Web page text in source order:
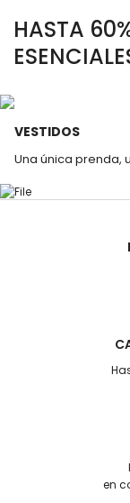
HASTA
VESTIDOS
Una única prenda,
en